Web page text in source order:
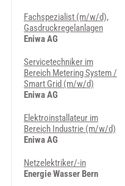
Fachspezialist (m/w/d),
Gasdruckregelanlagen
Eniwa AG
Servicetechniker im
Bereich Metering System /
Smart Grid (m/w/d)
Eniwa AG
Elektroinstallateur im
Bereich Industrie (m/w/d)
Eniwa AG
Netzelektriker/-in
Energie Wasser Bern